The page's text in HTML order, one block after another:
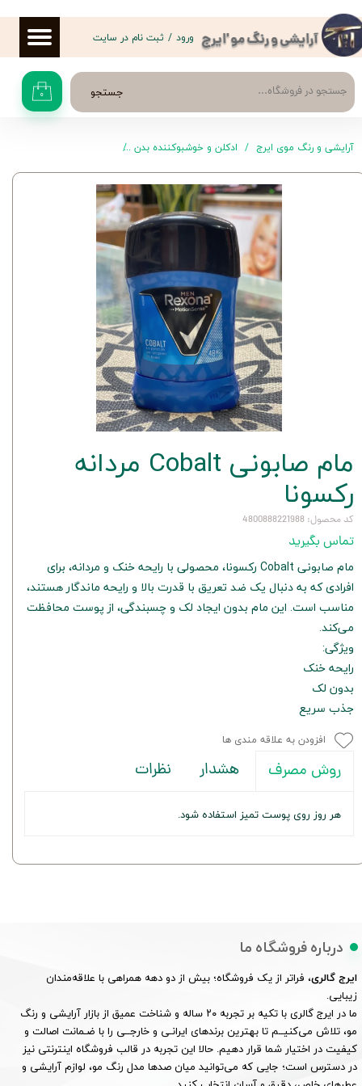
آرایشی و رنگ مو 'ایرج
جستجو ۰
ورود / ثبت نام در سایت
حساب کاربری من
تغییر گذر واژه
سفارشات
خروج از حساب کاربری
آرایشی و رنگ موی ایرج ادکلن و خوشبوکننده بدن
مام صابونی Cobalt مردانه
رکسونا
کد محصول: 4800888221988
تماس بگیرید
مام صابونی Cobalt رکسونا، محصولی با رایحه خنک و مردانه، برای
افرادی که به دنبال یک ضد تعریق با قدرت بالا و رایحه ماندگار هستند،
مناسب است. این مام بدون ایجاد لک و چسبندگی، از پوست محافظت
می‌کند.
ویژگی:
رایحه خنک
بدون لک
جذب سریع
افزودن به علاقه مندی ها
روش مصرف هشدار نظرات
هر روز روی پوست تمیز استفاده شود.
درباره فروشگاه ما
ایرج گالری، فراتر از یک فروشگاه؛ بیش از دو دهه همراهی با علاقه‌مندان
زیبایی.
ما در ایرج گالری با تکیه بر تجربه ۲۰ ساله و شناخت عمیق از بازار آرایشی و رنگ
مو، تلاش می‌کنیــم تا بهترین برندهای ایرانـی و خارجــی را با ضـمانت اصالت و
کیفیت در اختیار شما قرار دهیم. حالا این تجربه در قالب فروشگاه اینترنتی نیز
در دسترس است؛ جایی که می‌توانید میان صدها مدل رنگ مو، لوازم آرایشی و